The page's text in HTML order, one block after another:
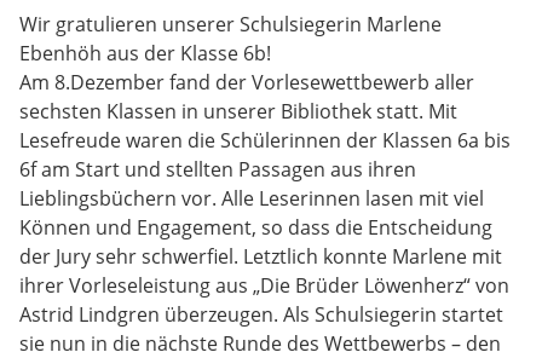
Wir gratulieren unserer Schulsiegerin Marlene
Ebenhöh aus der Klasse 6b!
Am 8.Dezember fand der Vorlesewettbewerb aller
sechsten Klassen in unserer Bibliothek statt. Mit
Lesefreude waren die Schülerinnen der Klassen 6a bis
6f am Start und stellten Passagen aus ihren
Lieblingsbüchern vor. Alle Leserinnen lasen mit viel
Können und Engagement, so dass die Entscheidung
der Jury sehr schwerfiel. Letztlich konnte Marlene mit
ihrer Vorleseleistung aus „Die Brüder Löwenherz“ von
Astrid Lindgren überzeugen. Als Schulsiegerin startet
sie nun in die nächste Runde des Wettbewerbs – den